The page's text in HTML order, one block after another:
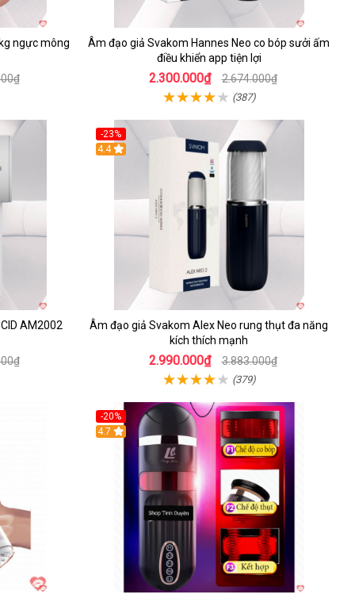
ngực mông
Âm đạo giả Svakom Hannes Neo co bóp sưởi ấm
điều khiển app tiện lợi
2.300.000₫ 2.674.000₫
(387)
AM2002
-23%
4.4
Âm đạo giả Svakom Alex Neo rung thụt đa năng
kích thích mạnh
2.990.000₫ 3.883.000₫
(379)
-20%
4.7